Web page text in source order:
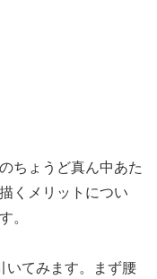
ちょうど真ん中あた
くメリットについ
。
いてみます。まず腰